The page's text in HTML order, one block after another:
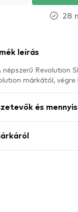
28
leírás
népszerű Revolution
márkától,
és